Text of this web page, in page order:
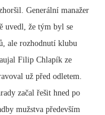
Generální manažer
uvedl, že tým byl se
ale rozhodnutí klubu
Filip Chlapík ze
už před odletem.
začal řešit hned po
mužstva především